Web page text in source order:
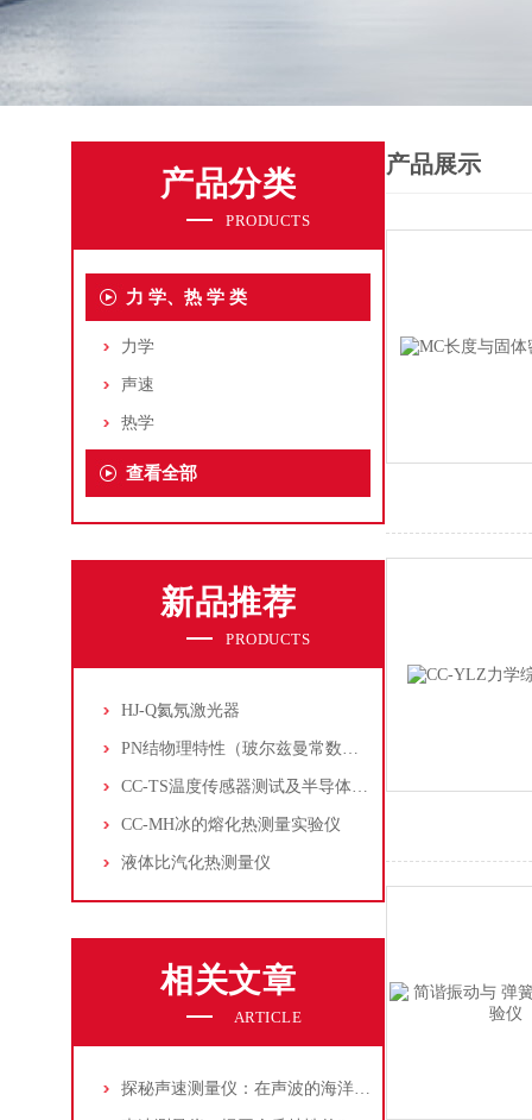
产品分类
PRODUCTS
力 学、热 学 类
力学
声速
热学
查看全部
新品推荐
PRODUCTS
HJ-Q氦氖激光器
PN结物理特性（玻尔兹曼常数测定仪）
CC-TS温度传感器测试及半导体致冷控温实验仪
CC-MH冰的熔化热测量实验仪
液体比汽化热测量仪
相关文章
ARTICLE
探秘声速测量仪：在声波的海洋中寻找“音速之谜”
产品展示